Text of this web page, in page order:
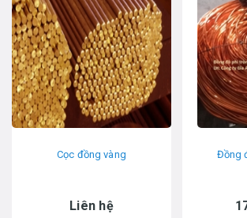
Cọc đồng vàng
Liên hệ
Đồng